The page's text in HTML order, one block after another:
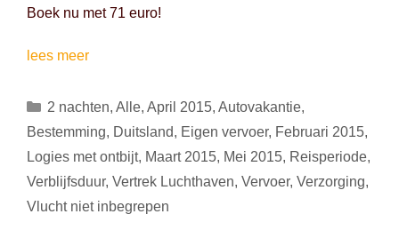
Boek nu met 71 euro!
lees meerOntspannen
Duitse
Eifel
(Duitsland):
3
dagen
Categorieën
2 nachten, Alle, April 2015, Autovakantie,
Bestemming, Duitsland, Eigen vervoer, Februari 2015,
Logies met ontbijt, Maart 2015, Mei 2015, Reisperiode,
Verblijfsduur, Vertrek Luchthaven, Vervoer, Verzorging,
Vlucht niet inbegrepen